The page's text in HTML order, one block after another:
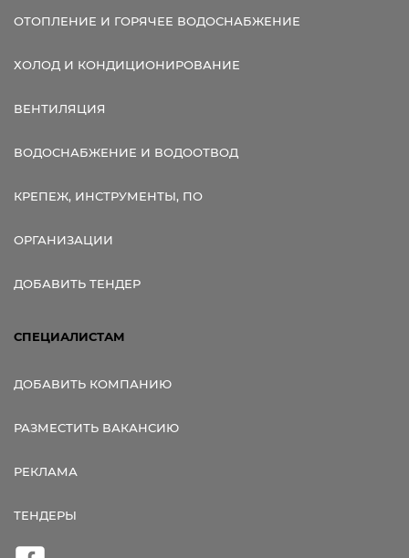
ОТОПЛЕНИЕ И ГОРЯЧЕЕ ВОДОСНАБЖЕНИЕ
ХОЛОД И КОНДИЦИОНИРОВАНИЕ
ВЕНТИЛЯЦИЯ
ВОДОСНАБЖЕНИЕ И ВОДООТВОД
КРЕПЕЖ, ИНСТРУМЕНТЫ, ПО
ОРГАНИЗАЦИИ
ДОБАВИТЬ ТЕНДЕР
СПЕЦИАЛИСТАМ
ДОБАВИТЬ КОМПАНИЮ
РАЗМЕСТИТЬ ВАКАНСИЮ
РЕКЛАМА
ТЕНДЕРЫ